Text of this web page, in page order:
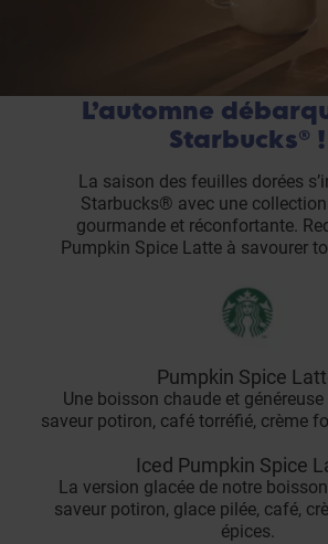
L’automne
Starbucks® !
La saison des feuilles dorées
Starbucks® avec une
gourmande et réconfortante.
Pumpkin Spice Latte à savourer
Pumpkin Spice
Une boisson chaude et
saveur potiron, café torréfié, crème
Iced Pumpkin Spice
La version glacée de notre
saveur potiron, glace pilée, café,
épices.